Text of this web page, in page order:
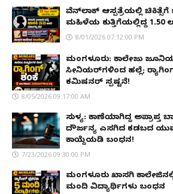
ವೆನ್‌ಲಾಕ್ ಆಸ್ಪತ್ರೆಯಲ್ಲಿ ಚಿಕಿತ್ಸೆಗೆ
ಮಹಿಳೆಯ ಕುತ್ತಿಗೆಯಲ್ಲಿದ್ದ ₹1.50
8/01/2026 07:12:00 PM
ಮಂಗಳೂರು: ಕಾಲೇಜು
ಸೀನಿಯರ್‌ಗಳಿಂದ ಹಲ್ಲೆ;
ಕಮಿಷನರ್ ಸ್ಪಷ್ಟನೆ!
8/05/2026 09:17:00 AM
ಸುಳ್ಯ: ಕಾಣೆಯಾಗಿದ್ದ ಅಪ್ರಾಪ್ತ
ದೌರ್ಜನ್ಯ ಎಸಗಿದ ಕಡಬದ
ಕಾಯ್ದೆಯಡಿ ಬಂಧನ!
7/23/2026 09:30:00 PM
ಮಂಗಳೂರು ಖಾಸಗಿ
ಮಂದಿ ವಿದ್ಯಾರ್ಥಿಗಳು ಬಂಧನ